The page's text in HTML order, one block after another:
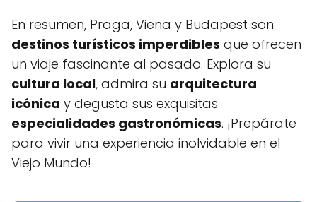
En resumen, Praga, Viena y Budapest son
destinos turísticos imperdibles que ofrecen
un viaje fascinante al pasado. Explora su
cultura local, admira su arquitectura
icónica y degusta sus exquisitas
especialidades gastronómicas. ¡Prepárate
para vivir una experiencia inolvidable en el
Viejo Mundo!